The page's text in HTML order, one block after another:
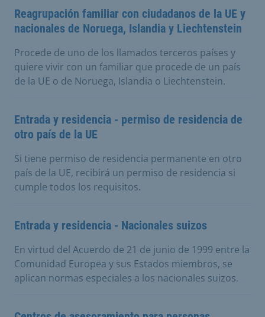
Reagrupación familiar con ciudadanos de la UE y
nacionales de Noruega, Islandia y Liechtenstein
Procede de uno de los llamados terceros países y
quiere vivir con un familiar que procede de un país
de la UE o de Noruega, Islandia o Liechtenstein.
Entrada y residencia - permiso de residencia de
otro país de la UE
Si tiene permiso de residencia permanente en otro
país de la UE, recibirá un permiso de residencia si
cumple todos los requisitos.
Entrada y residencia - Nacionales suizos
En virtud del Acuerdo de 21 de junio de 1999 entre la
Comunidad Europea y sus Estados miembros, se
aplican normas especiales a los nacionales suizos.